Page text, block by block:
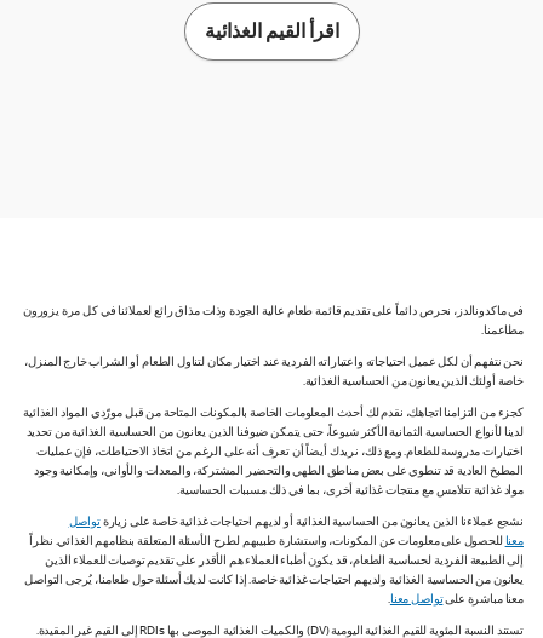
اقرأ القيم الغذائية
في ماكدونالدز، نحرص دائماً على تقديم قائمة طعام عالية الجودة وذات مذاق رائع لعملائنا في كل مرة يزورون
مطاعمنا.
نحن نتفهم أن لكل عميل احتياجاته واعتباراته الفردية عند اختيار مكان لتناول الطعام أو الشراب خارج المنزل،
خاصة أولئك الذين يعانون من الحساسية الغذائية.
كجزء من التزامنا اتجاهك، نقدم لك أحدث المعلومات الخاصة بالمكونات المتاحة من قبل مورّدي المواد الغذائية
لدينا لأنواع الحساسية الثمانية الأكثر شيوعاً، حتى يتمكن ضيوفنا الذين يعانون من الحساسية الغذائية من تحديد
اختيارات مدروسة للطعام. ومع ذلك، نريدك أيضاً أن تعرف أنه على الرغم من اتخاذ الاحتياطات، فإن عمليات
المطبخ العادية قد تنطوي على بعض مناطق الطهي والتحضير المشتركة، والمعدات والأواني، وإمكانية وجود
مواد غذائية تتلامس مع منتجات غذائية أخرى، بما في ذلك مسببات الحساسية.
نشجع عملاءنا الذين يعانون من الحساسية الغذائية أو لديهم احتياجات غذائية خاصة على زيارةتواصل
معنا للحصول على معلومات عن المكونات، واستشارة طبيبهم لطرح الأسئلة المتعلقة بنظامهم الغذائي. نظراً
إلى الطبيعة الفردية لحساسية الطعام، قد يكون أطباء العملاء هم الأقدر على تقديم توصيات للعملاء الذين
يعانون من الحساسية الغذائية ولديهم احتياجات غذائية خاصة. إذا كانت لديك أسئلة حول طعامنا، يُرجى التواصل
معنا مباشرة علىتواصل معنا.
تستند النسبة المئوية للقيم الغذائية اليومية (DV) والكميات الغذائية الموصى بها RDIs إلى القيم غير المقيدة.